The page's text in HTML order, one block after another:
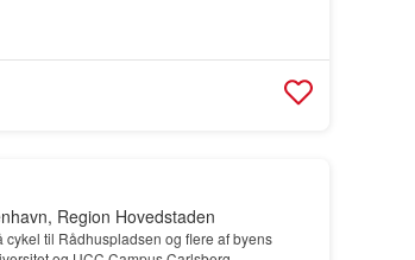
Region Hovedstaden
til Rådhuspladsen og flere af byens